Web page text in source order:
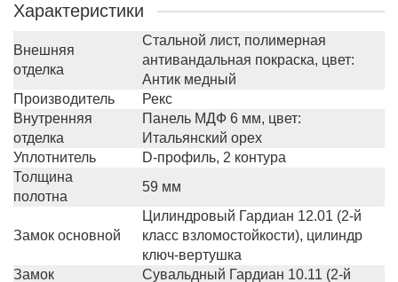
Характеристики
Внешняя
отделка
Стальной лист, полимерная
антивандальная покраска, цвет:
Антик медный
Производитель
Рекс
Внутренняя
отделка
Панель МДФ 6 мм, цвет:
Итальянский орех
Уплотнитель
D-профиль, 2 контура
Толщина
полотна
59 мм
Замок основной
Цилиндровый Гардиан 12.01 (2-й
класс взломостойкости), цилиндр
ключ-вертушка
Замок
Сувальдный Гардиан 10.11 (2-й